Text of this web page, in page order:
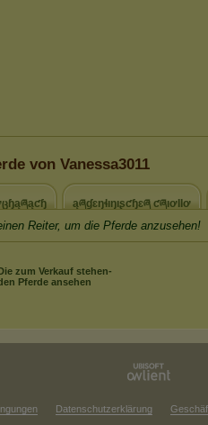
von Vanessa3011
ąཞɠɛŋɬıŋıʂƈɧɛཞ ƈཞıơƖƖơ
Reiter, um die Pferde anzusehen!
zum Verkauf stehen-
Pferde ansehen
Datenschutzerklärung